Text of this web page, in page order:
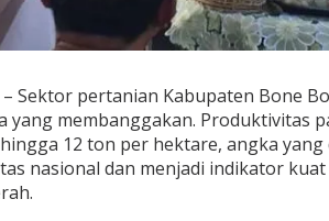
– Sektor pertanian Kabupaten Bone
membanggakan. Produktivitas
12 ton per hektare, angka yang
nasional dan menjadi indikator